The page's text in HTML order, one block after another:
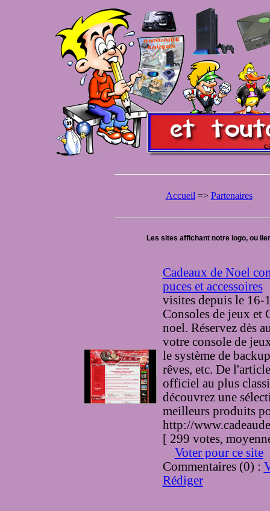
Accueil => Partenaires
Les sites affichant notre logo, ou
Cadeaux de Noel
puces et accessoires
visites depuis le 16-
Consoles de jeux et
noel. Réservez dès
votre console de
le système de
rêves, etc. De
officiel au plus
découvrez une
meilleurs produits
http://
[ 299 votes,
Voter pour ce site
Commentaires (0) :
Rédiger